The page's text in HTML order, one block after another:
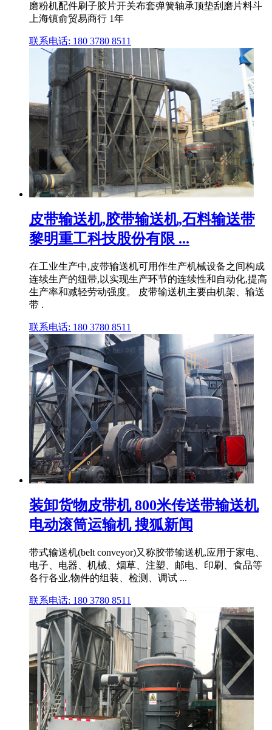
磨粉机配件刷子胶片开关布套弹簧轴承顶垫刮磨片料斗
上海镇俞贸易商行 1年
联系电话: 180 3780 8511
皮带输送机,胶带输送机,石料输送带
黎明重工科技股份有限 ...
在工业生产中,皮带输送机可用作生产机械设备之间构成
连续生产的纽带,以实现生产环节的连续性和自动化,提高
生产率和减轻劳动强度。 皮带输送机主要由机架、输送
带 .
联系电话: 180 3780 8511
装卸货物皮带机 800米传送带输送机
电动滚筒运输机 搜狐新闻
带式输送机(belt conveyor)又称胶带输送机,应用于家电、
电子、电器、机械、烟草、注塑、邮电、印刷、食品等
各行各业,物件的组装、检测、调试 ...
联系电话: 180 3780 8511